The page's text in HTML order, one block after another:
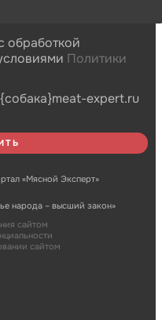
обработкой
Политики
expert.ru
«Мясной Эксперт»
народа – высший закон»
сайтом
сайтом